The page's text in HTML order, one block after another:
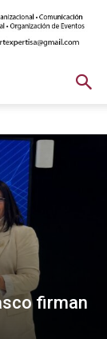
firman